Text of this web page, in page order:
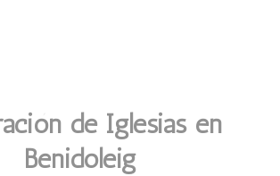
de Iglesias en
Benidoleig